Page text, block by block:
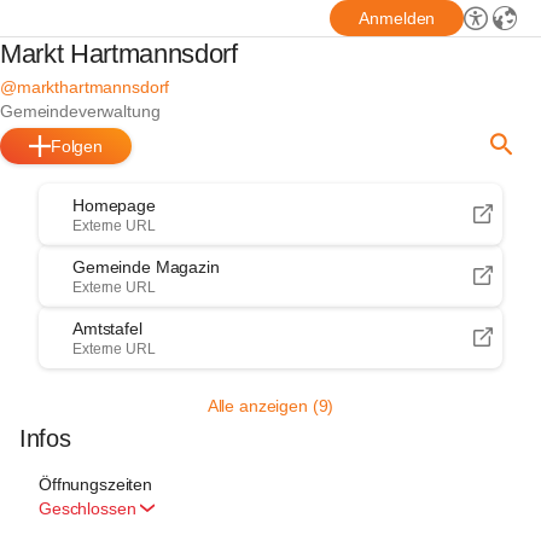
Anmelden
Markt Hartmannsdorf
@markthartmannsdorf
Gemeindeverwaltung
Folgen
Homepage
Externe URL
Gemeinde Magazin
Externe URL
Amtstafel
Externe URL
Alle anzeigen (9)
Infos
Öffnungszeiten
Geschlossen